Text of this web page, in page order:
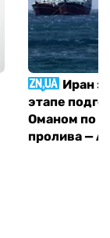
Иран
этапе
Оманом по
пролива —